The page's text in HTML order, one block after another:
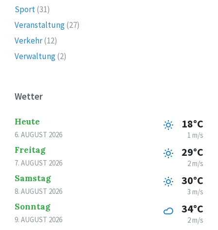
Sport(31)
Veranstaltung(27)
Verkehr(12)
Verwaltung(2)
Wetter
Heute
6. AUGUST 2026
18°C
1 m/s
Freitag
7. AUGUST 2026
29°C
2 m/s
Samstag
8. AUGUST 2026
30°C
3 m/s
Sonntag
9. AUGUST 2026
34°C
2 m/s